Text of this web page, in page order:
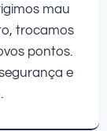
mau
trocamos
pontos.
e